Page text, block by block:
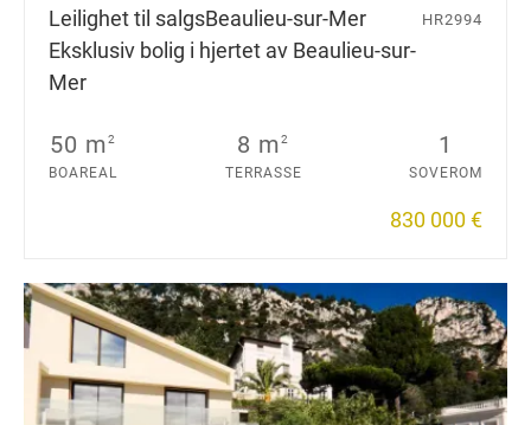
Leilighet til salgsBeaulieu-sur-Mer
Eksklusiv bolig i hjertet av Beaulieu-sur-
Mer
HR2994
50 m2
BOAREAL
8 m2
TERRASSE
1
SOVEROM
830 000 €